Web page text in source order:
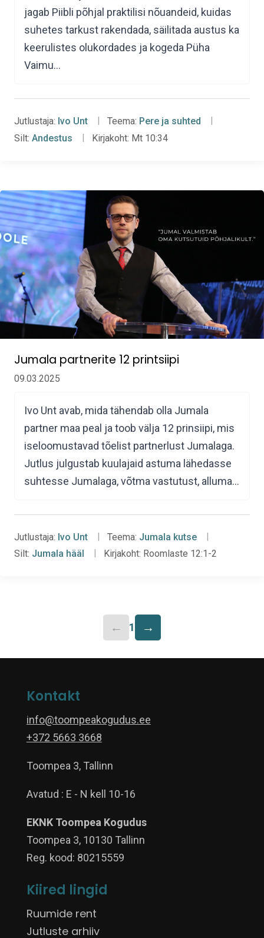
jagab Piibli põhjal praktilisi nõuandeid, kuidas
suhetes tarkust rakendada, säilitada austus ka
keerulistes olukordades ja kogeda Püha
Vaimu…
Jutlustaja: Ivo Unt Teema: Pere ja suhted
Silt: Andestus Kirjakoht: Mt 10:34
Jumala partnerite 12 printsiipi
09.03.2025
Ivo Unt avab, mida tähendab olla Jumala
partner maa peal ja toob välja 12 prinsiipi, mis
iseloomustavad tõelist partnerlust Jumalaga.
Jutlus julgustab kuulajaid astuma lähedasse
suhtesse Jumalaga, võtma vastutust, alluma…
Jutlustaja: Ivo Unt Teema: Jumala kutse
Silt: Jumala hääl Kirjakoht: Roomlaste 12:1-2
← 1 →
Kontakt
info@toompeakogudus.ee
+372 5663 3668
Toompea 3, Tallinn
Avatud : E - N kell 10-16
EKNK Toompea Kogudus
Toompea 3, 10130 Tallinn
Reg. kood: 80215559
Kiired lingid
Ruumide rent
Jutluste arhiiv